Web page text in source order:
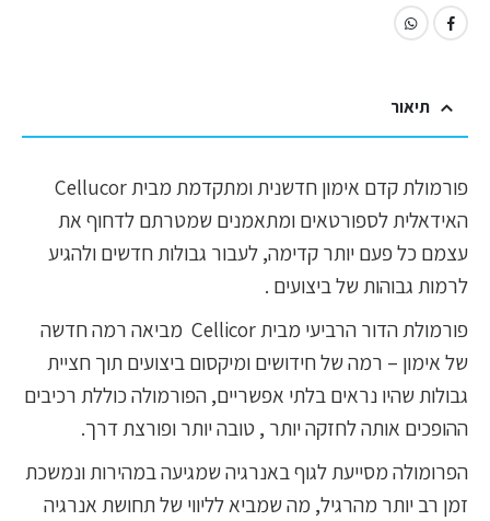
תיאור
פורמולת קדם אימון חדשנית ומתקדמת מבית Cellucor
האידאלית לספורטאים ומתאמנים שמטרתם לדחוף את
עצמם כל פעם יותר קדימה, לעבור גבולות חדשים ולהגיע
לרמות גבוהות של ביצועים .
פורמולת הדור הרביעי מבית Cellicor מביאה רמה חדשה
של אימון – רמה של חידושים ומיקסום ביצועים תוך חציית
גבולות שהיו נראים בלתי אפשריים, הפורמולה כוללת רכיבים
ההופכים אותה לחזקה יותר , טובה יותר ופורצת דרך.
הפרומולה מסייעת לגוף באנרגיה שמגיעה במהירות ונמשכת
זמן רב יותר מהרגיל, מה שמביא לליווי של תחושת אנרגיה